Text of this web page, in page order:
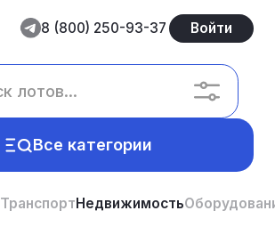
8 (800) 250-93-37 Войти
Все категории
ТранспортНедвижимость